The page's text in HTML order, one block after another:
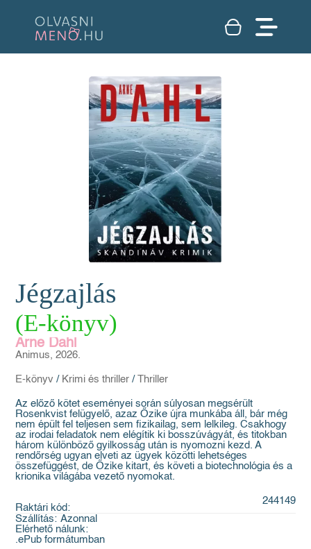
Jégzajlás
(E-könyv)
Arne Dahl
Animus, 2026.
E-könyv / Krimi és thriller / Thriller
Az előző kötet eseményei során súlyosan megsérült
Rosenkvist felügyelő, azaz Őzike újra munkába áll, bár még
nem épült fel teljesen sem fizikailag, sem lelkileg. Csakhogy
az irodai feladatok nem elégítik ki bosszúvágyát, és titokban
három különböző gyilkosság után is nyomozni kezd. A
rendőrség ugyan elveti az ügyek közötti lehetséges
összefüggést, de Őzike kitart, és követi a biotechnológia és a
krionika világába vezető nyomokat.
Raktári kód:
244149
Szállítás: Azonnal
Elérhető nálunk:
.ePub formátumban